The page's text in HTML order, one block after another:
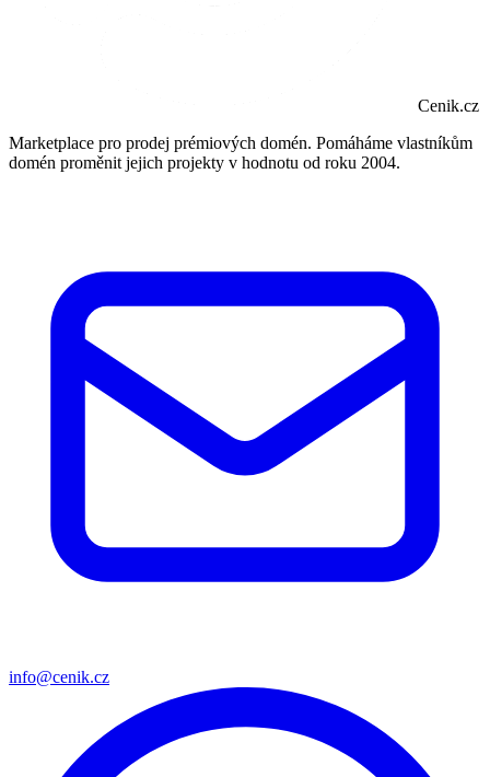
Cenik.cz
Marketplace pro prodej prémiových domén. Pomáháme vlastníkům
domén proměnit jejich projekty v hodnotu od roku 2004.
info@cenik.cz